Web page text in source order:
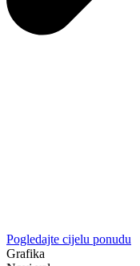
Pogledajte cijelu ponudu
Grafika